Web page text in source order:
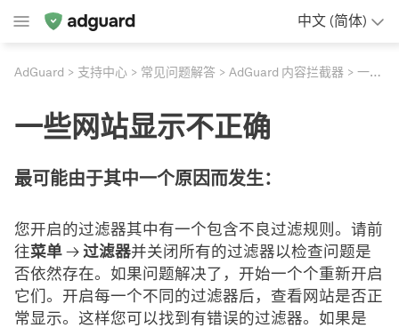
中文 (简体)
AdGuard 支持中心 常见问题解答 AdGuard 内容拦截器 一些网站显示不正确
一些网站显示不正确
最可能由于其中一个原因而发生：
您开启的过滤器其中有一个包含不良过滤规则。请前
往菜单→过滤器并关闭所有的过滤器以检查问题是
否依然存在。如果问题解决了，开始一个个重新开启
它们。开启每一个不同的过滤器后，查看网站是否正
常显示。这样您可以找到有错误的过滤器。如果是